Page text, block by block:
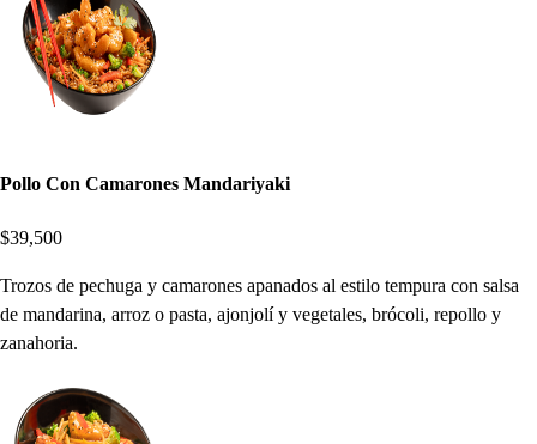
Pollo Con Camarones Mandariyaki
$39,500
Trozos de pechuga y camarones apanados al estilo tempura con salsa
de mandarina, arroz o pasta, ajonjolí y vegetales, brócoli, repollo y
zanahoria.